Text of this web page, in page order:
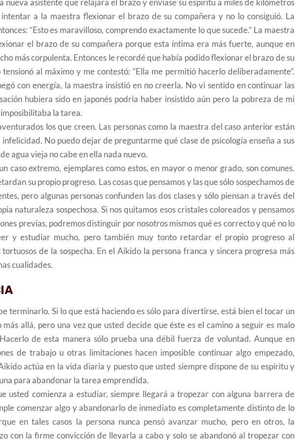
nueva asistente que relajara el brazo y enviase su espíritu a miles de kilómetros
a la maestra flexionar el brazo de su compañera y no lo consiguió. La
“Esto es maravilloso, comprendo exactamente lo que sucede.” La maestra
el brazo de su compañera porque esta íntima era más fuerte, aunque en
más corpulenta. Entonces le recordé que había podido flexionar el brazo de su
al máximo y me contestó: “Ella me permitió hacerlo deliberadamente”.
con energía, la maestra insistió en no creerla. No vi sentido en continuar las
hubiera sido en japonés podría haber insistido aún pero la pobreza de mi
la tarea.
los que creen. Las personas como la maestra del caso anterior están
No puedo dejar de preguntarme qué clase de psicología enseña a sus
agua vieja no cabe en ella nada nuevo.
caso extremo, ejemplares como estos, en mayor o menor grado, son comunes.
su propio progreso. Las cosas que pensamos y las que sólo sospechamos de
pero algunas personas confunden las dos clases y sólo piensan a través del
naturaleza sospechosa. Si nos quitamos esos cristales coloreados y pensamos
previas, podremos distinguir por nosotros mismos qué es correcto y qué no lo
y estudiar mucho, pero también muy tonto retardar el propio progreso al
de la sospecha. En el Aikido la persona franca y sincera progresa más
cualidades.
terminarlo. Si lo que está haciendo es sólo para divertirse, está bien el tocar un
allá, pero una vez que usted decide que éste es el camino a seguir es malo
de esta manera sólo prueba una débil fuerza de voluntad. Aunque en
de trabajo u otras limitaciones hacen imposible continuar algo empezado,
actúa en la vida diaria y puesto que usted siempre dispone de su espíritu y
para abandonar la tarea emprendida.
usted comienza a estudiar, siempre llegará a tropezar con alguna barrera de
comenzar algo y abandonarlo de inmediato es completamente distinto de lo
en tales casos la persona nunca pensó avanzar mucho, pero en otros, la
con la firme convicción de llevarla a cabo y solo se abandonó al tropezar con